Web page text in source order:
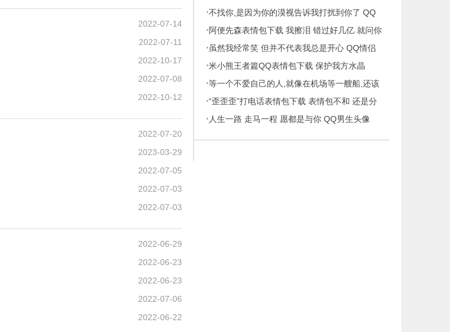
2022-07-14
2022-07-11
2022-10-17
2022-07-08
2022-10-12
2022-07-20
2023-03-29
2022-07-05
2022-07-03
2022-07-03
2022-06-29
2022-06-23
2022-06-23
2022-07-06
2022-06-22
男朋
·不找你,是因为你的漠视告诉我打扰到你了 QQ
女生头
·阿便先森表情包下载 我擦泪 错过好几亿 就问你
服不
·虽然我经常笑 但并不代表我总是开心 QQ情侣
头像
·米小熊王者篇QQ表情包下载 保护我方水晶
·等一个不爱自己的人,就像在机场等一艘船,还该
继续
·“歪歪歪”打电话表情包下载 表情包不和 还是分
手
· 人生一路 走马一程 愿都是与你 QQ男生头像